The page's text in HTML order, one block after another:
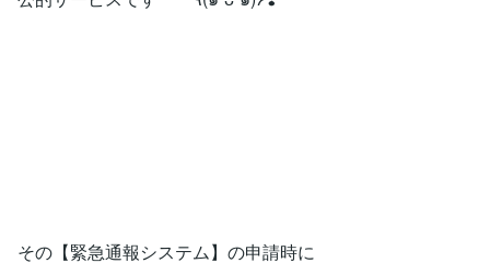
その【緊急通報システム】の申請時に